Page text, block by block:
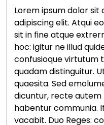
Lorem ipsum dolor
adipiscing elit. Atqui
sit in fine atque
hoc: igitur ne illud
confusioque virtutum
quadam distinguitur.
quaesita. Sed
dicuntur, recte
habentur communia.
vacabit. Duo Reges: